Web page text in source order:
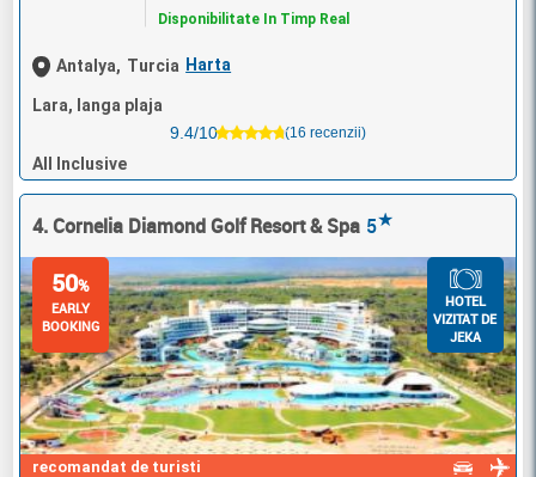
Disponibilitate In Timp Real
Antalya, Turcia Harta
Lara, langa plaja
9.4/10
(16 recenzii)
All Inclusive
4. Cornelia Diamond Golf Resort & Spa 5★
recomandat de turisti
50%
EARLY
BOOKING
HOTEL
VIZITAT DE
JEKA